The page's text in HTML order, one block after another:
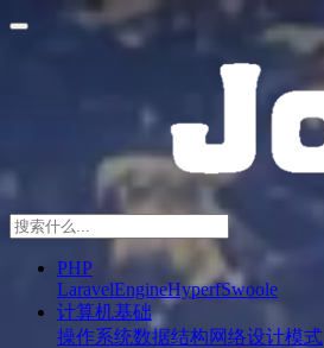
PHP
LaravelEngineHyperfSwoole
计算机基础
操作系统数据结构网络设计模式